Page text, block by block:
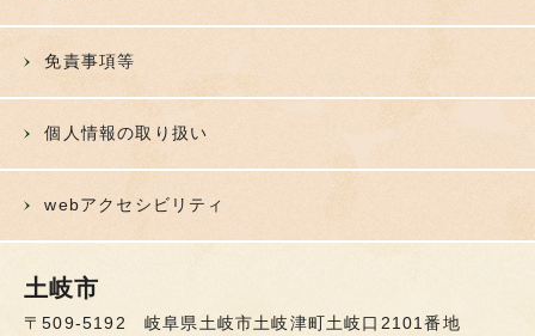
免責事項等
個人情報の取り扱い
webアクセシビリティ
土岐市
〒509-5192 岐阜県土岐市土岐津町土岐口2101番地